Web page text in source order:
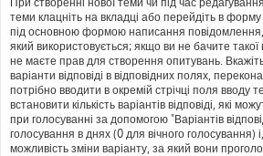
теми клацніть на вкладці або перейдіть в форму
під основною формою написання повідомлення,
який використовується; якщо ви не бачите
не маєте прав для створення опитувань.
варіанти відповіді в відповідних полях,
потрібно вводити в окремій стрічці поля вводу
встановити кількість варіантів відповіді, які
при голосуванні за допомогою "Варіантів
голосування в днях (0 для вічного голосування)
можливість зміни варіанту, за який вони